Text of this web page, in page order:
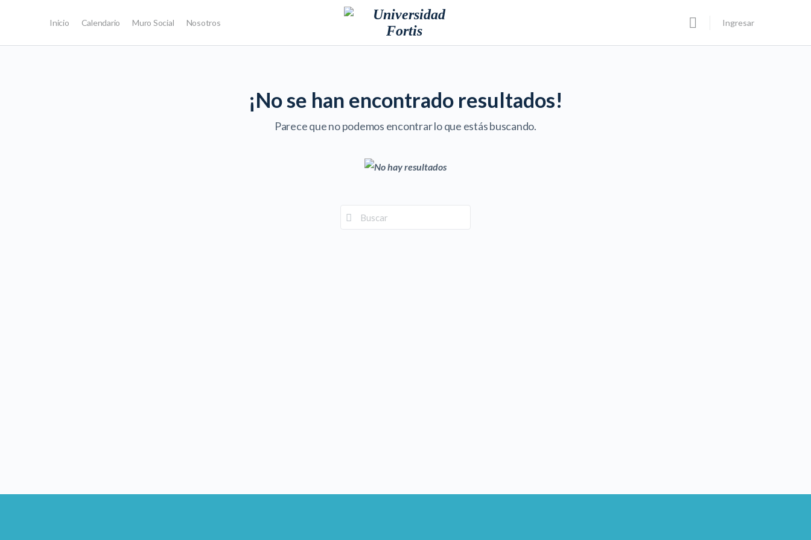
Inicio Calendario Muro Social Nosotros Ingresar
¡No se han encontrado resultados!
Parece que no podemos encontrar lo que estás buscando.